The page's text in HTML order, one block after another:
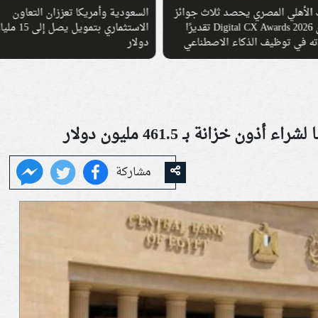
وأمريكا تعززان التعاون
الاستثماري بتمويل يصل إلى 15 مليار
بنك القاهرة يحصد جائزة العلامة
التجارية المصرفية الأكثر ثقة في
2026
مشاركة